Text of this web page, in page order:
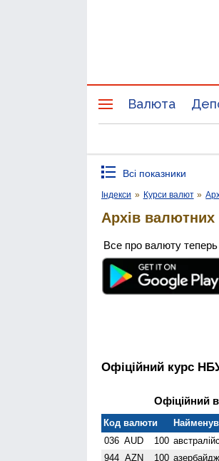
Валюта
Всі показники
Індекси » Курси валют »
Архів валютних
Все про валюту теперь
Офіційний курс
Офіційний
Код валюти
036 AUD 100
944 AZN 100